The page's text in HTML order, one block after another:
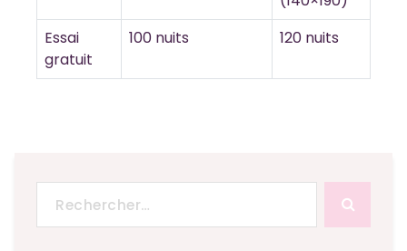
Essai
gratuit
100 nuits 120 nuits
pour :